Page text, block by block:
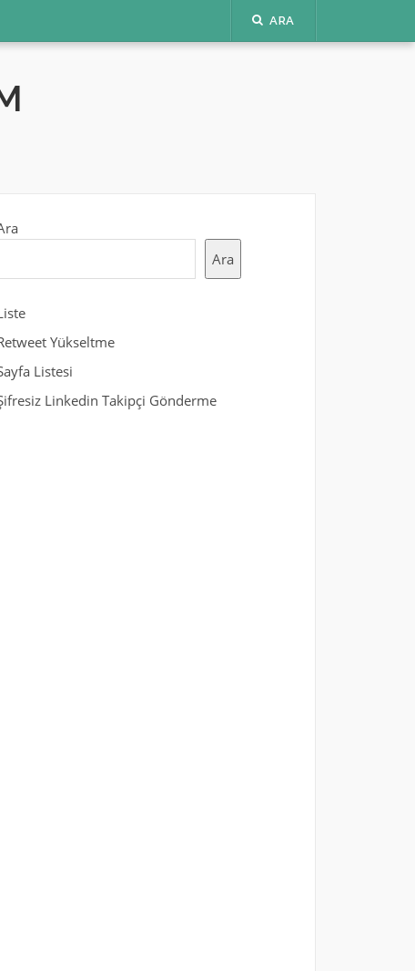
ARA
Ara
Yükseltme
Listesi
Linkedin Takipçi Gönderme